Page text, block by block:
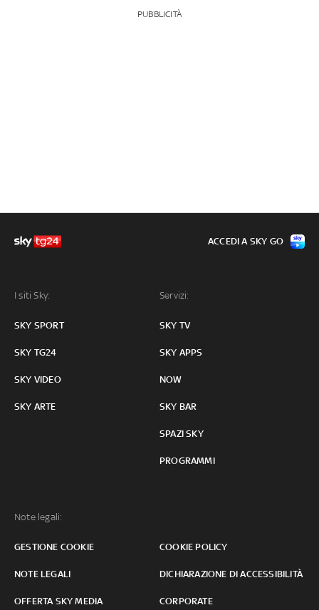
PUBBLICITÀ
I siti Sky:
SKY SPORT
SKY TG24
SKY VIDEO
SKY ARTE
Servizi:
SKY TV
SKY APPS
NOW
SKY BAR
SPAZI SKY
PROGRAMMI
Note legali:
GESTIONE COOKIE COOKIE POLICY
NOTE LEGALI DICHIARAZIONE DI ACCESSIBILITÀ
OFFERTA SKY MEDIA CORPORATE
ACCEDI A SKY GO